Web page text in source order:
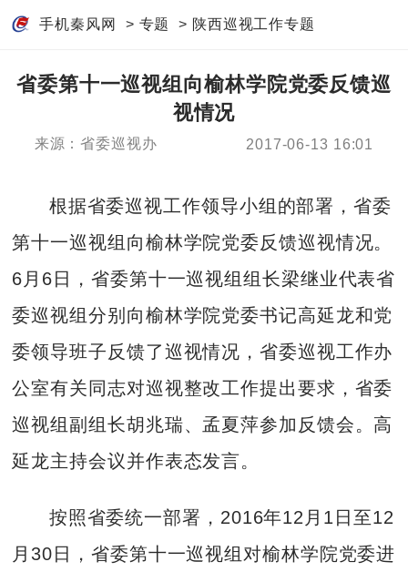
手机秦风网 > 专题 > 陕西巡视工作专题
省委第十一巡视组向榆林学院党委反馈巡
视情况
来源：省委巡视办 2017-06-13 16:01
根据省委巡视工作领导小组的部署，省委
第十一巡视组向榆林学院党委反馈巡视情况。
6月6日，省委第十一巡视组组长梁继业代表省
委巡视组分别向榆林学院党委书记高延龙和党
委领导班子反馈了巡视情况，省委巡视工作办
公室有关同志对巡视整改工作提出要求，省委
巡视组副组长胡兆瑞、孟夏萍参加反馈会。高
延龙主持会议并作表态发言。
按照省委统一部署，2016年12月1日至12
月30日，省委第十一巡视组对榆林学院党委进